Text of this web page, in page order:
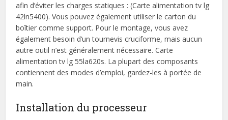
afin d’éviter les charges statiques : (Carte alimentation tv lg
42ln5400). Vous pouvez également utiliser le carton du
boîtier comme support. Pour le montage, vous avez
également besoin d’un tournevis cruciforme, mais aucun
autre outil n’est généralement nécessaire. Carte
alimentation tv lg 55la620s. La plupart des composants
contiennent des modes d’emploi, gardez-les à portée de
main.
Installation du processeur